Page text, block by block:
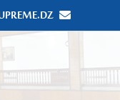

